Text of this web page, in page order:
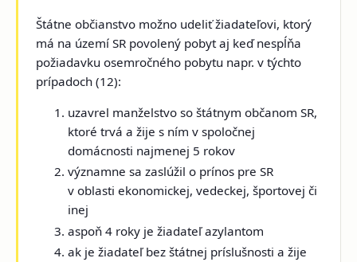
Štátne občianstvo možno udeliť žiadateľovi, ktorý
má na území SR povolený pobyt aj keď nespĺňa
požiadavku osemročného pobytu napr. v týchto
prípadoch (12):
uzavrel manželstvo so štátnym občanom SR,
ktoré trvá a žije s ním v spoločnej
domácnosti najmenej 5 rokov
významne sa zaslúžil o prínos pre SR
v oblasti ekonomickej, vedeckej, športovej či
inej
aspoň 4 roky je žiadateľ azylantom
ak je žiadateľ bez štátnej príslušnosti a žije